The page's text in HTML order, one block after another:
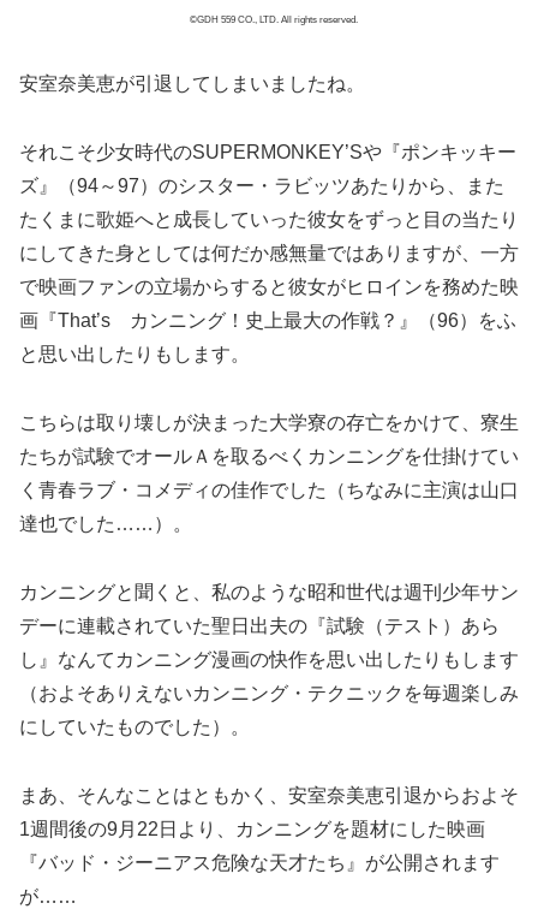
©GDH 559 CO., LTD. All rights reserved.
安室奈美恵が引退してしまいましたね。
それこそ少女時代のSUPERMONKEY’Sや『ポンキッキー
ズ』（94～97）のシスター・ラビッツあたりから、また
たくまに歌姫へと成長していった彼女をずっと目の当たり
にしてきた身としては何だか感無量ではありますが、一方
で映画ファンの立場からすると彼女がヒロインを務めた映
画『That’s カンニング！史上最大の作戦？』（96）をふ
と思い出したりもします。
こちらは取り壊しが決まった大学寮の存亡をかけて、寮生
たちが試験でオールＡを取るべくカンニングを仕掛けてい
く青春ラブ・コメディの佳作でした（ちなみに主演は山口
達也でした……）。
カンニングと聞くと、私のような昭和世代は週刊少年サン
デーに連載されていた聖日出夫の『試験（テスト）あら
し』なんてカンニング漫画の快作を思い出したりもします
（およそありえないカンニング・テクニックを毎週楽しみ
にしていたものでした）。
まあ、そんなことはともかく、安室奈美恵引退からおよそ
1週間後の9月22日より、カンニングを題材にした映画
『バッド・ジーニアス危険な天才たち』が公開されます
が……